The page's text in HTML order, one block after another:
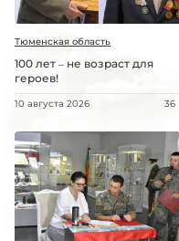
Тюменская область
100 лет – не возраст для
героев!
10 августа 2026 36